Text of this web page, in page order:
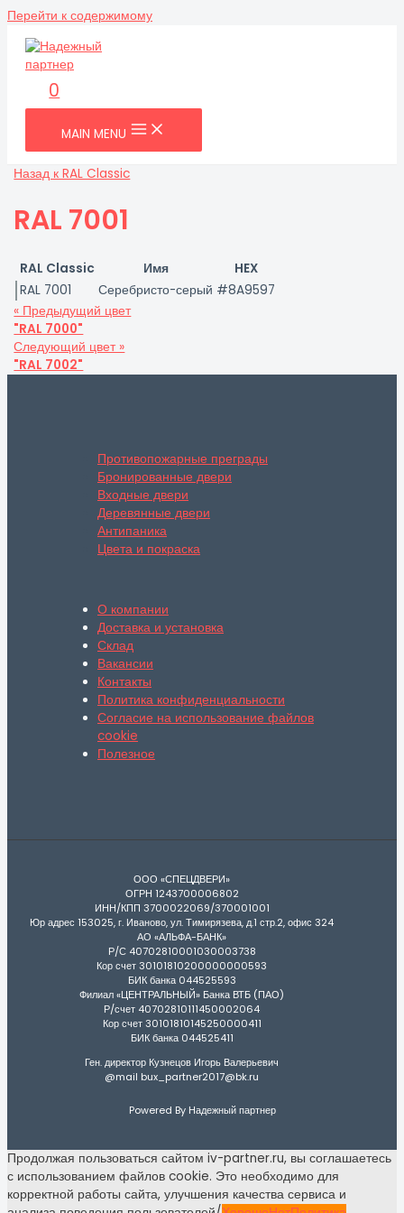
Перейти к содержимому
0
MAIN MENU
Назад к RAL Classic
RAL 7001
RAL Classic Имя
HEX
RAL 7001
Серебристо-серый #8A9597
« Предыдущий цвет
"RAL 7000"
Следующий цвет »
"RAL 7002"
Противопожарные преграды
Бронированные двери
Входные двери
Деревянные двери
Антипаника
Цвета и покраска
О компании
Доставка и установка
Склад
Вакансии
Контакты
Политика конфиденциальности
Согласие на использование файлов
cookie
Полезное
ООО «СПЕЦДВЕРИ»
ОГРН 1243700006802
ИНН/КПП 3700022069/370001001
Юр адрес 153025, г. Иваново, ул. Тимирязева, д.1 стр.2, офис 324
АО «АЛЬФА-БАНК»
Р/С 40702810001030003738
Кор счет 30101810200000000593
БИК банка 044525593
Филиал «ЦЕНТРАЛЬНЫЙ» Банка ВТБ (ПАО)
Р/счет 40702810111450002064
Кор счет 30101810145250000411
БИК банка 044525411
Ген. директор Кузнецов Игорь Валерьевич
@mail bux_partner2017@bk.ru
Powered By Надежный партнер
Продолжая пользоваться сайтом iv-partner.ru, вы соглашаетесь
с использованием файлов cookie. Это необходимо для
корректной работы сайта, улучшения качества сервиса и